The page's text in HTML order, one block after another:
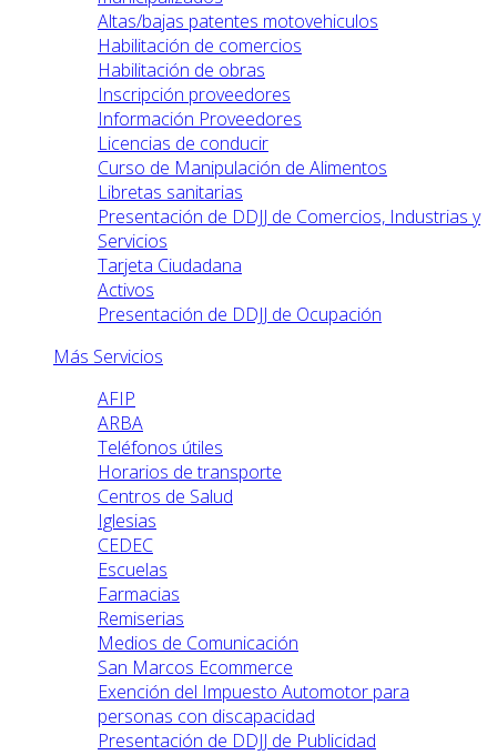
Altas/bajas patentes motovehiculos
Habilitación de comercios
Habilitación de obras
Inscripción proveedores
Información Proveedores
Licencias de conducir
Curso de Manipulación de Alimentos
Libretas sanitarias
Presentación de DDJJ de Comercios, Industrias y
Servicios
Tarjeta Ciudadana
Activos
Presentación de DDJJ de Ocupación
Más Servicios
AFIP
ARBA
Teléfonos útiles
Horarios de transporte
Centros de Salud
Iglesias
CEDEC
Escuelas
Farmacias
Remiserias
Medios de Comunicación
San Marcos Ecommerce
Exención del Impuesto Automotor para
personas con discapacidad
Presentación de DDJJ de Publicidad